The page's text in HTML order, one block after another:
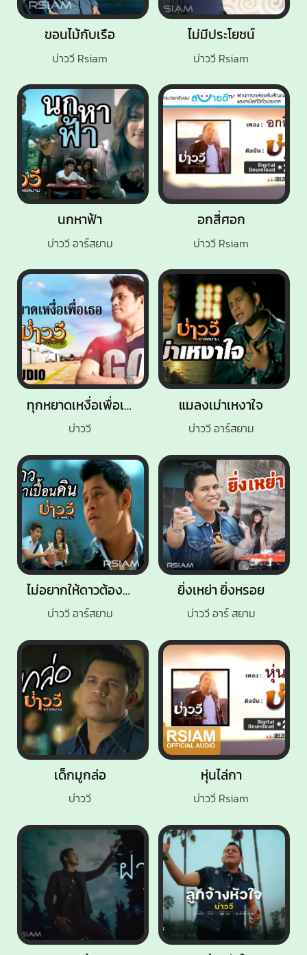
หุ่นไล่กา
บ่าววี Rsiam
แมลงเม่าเหงาใจ
บ่าววี อาร์สยาม
ขอนไม้กับเรือ
บ่าววี Rsiam
ไม่มีประโยชน์
บ่าววี Rsiam
ทุกหยาดเหงื่อเพื่อเธอ
บ่าววี
นกหาฟ้า
บ่าววี อาร์สยาม
ยิ่งเหย่า ยิ่งหรอย
บ่าววี อาร์ สยาม
ไม่อยากให้ดาวต้องมาเปื้อนดิน
บ่าววี อาร์สยาม
อกสี่ศอก
บ่าววี Rsiam
เด็กมูกล่อ
บ่าววี